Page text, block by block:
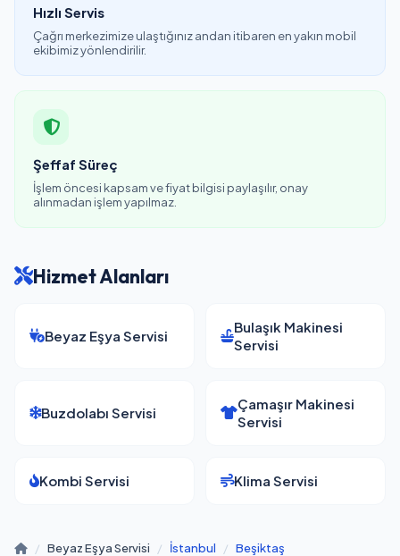
Hızlı Servis
Çağrı merkezimize ulaştığınız andan itibaren en yakın mobil
ekibimiz yönlendirilir.
Şeffaf Süreç
İşlem öncesi kapsam ve fiyat bilgisi paylaşılır, onay
alınmadan işlem yapılmaz.
Hizmet Alanları
Beyaz Eşya Servisi
Bulaşık Makinesi
Servisi
Buzdolabı Servisi
Çamaşır Makinesi
Servisi
Kombi Servisi Klima Servisi
/ Beyaz Eşya Servisi / İstanbul / Beşiktaş